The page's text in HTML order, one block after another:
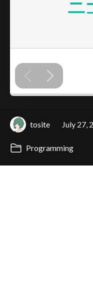
tosite July 27,
Programming